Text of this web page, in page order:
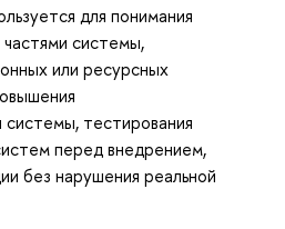
для понимания
системы,
или ресурсных
системы, тестирования
перед внедрением,
без нарушения реальной